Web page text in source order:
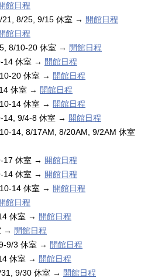
館日程
21, 8/25, 9/15 休室 → 開館日程
館日程
8/10-20 休室 → 開館日程
14 休室 → 開館日程
20 休室 → 開館日程
休室 → 開館日程
14 休室 → 開館日程
14, 9/4-8 休室 → 開館日程
14, 8/17AM, 8/20AM, 9/2AM 休室
17 休室 → 開館日程
14 休室 → 開館日程
14 休室 → 開館日程
館日程
休室 → 開館日程
→ 開館日程
9/3 休室 → 開館日程
休室 → 開館日程
9/30 休室 → 開館日程